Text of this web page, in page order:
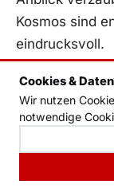
Cookies &
Wir nutzen
notwendige
Kosmos sind
eindrucksvoll.
Bleiben Sie
denen ​wir
aufregende